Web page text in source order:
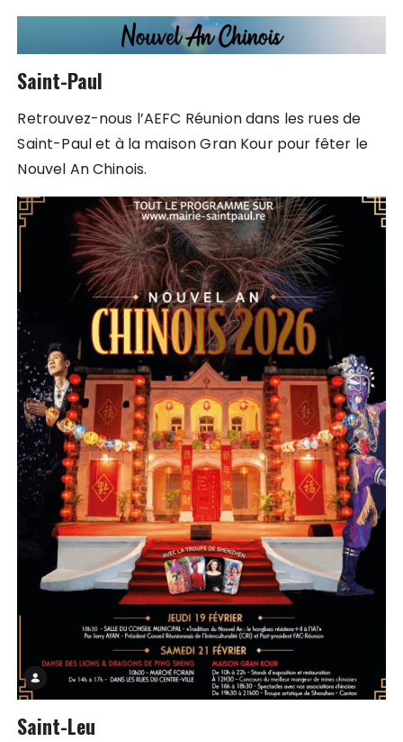
Saint-Paul
Retrouvez-nous l’AEFC Réunion dans les rues de
Saint-Paul et à la maison Gran Kour pour fêter le
Nouvel An Chinois.
Saint-Leu